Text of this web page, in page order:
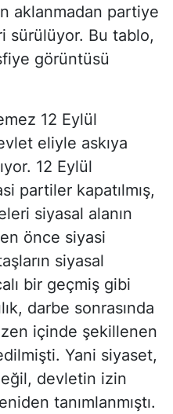
aklanmadan partiye
sürülüyor. Bu tablo,
görüntüsü
12 Eylül
eliyle askıya
12 Eylül
partiler kapatılmış,
siyasal alanın
önce siyasi
siyasal
bir geçmiş gibi
darbe sonrasında
içinde şekillenen
Yani siyaset,
devletin izin
tanımlanmıştı.